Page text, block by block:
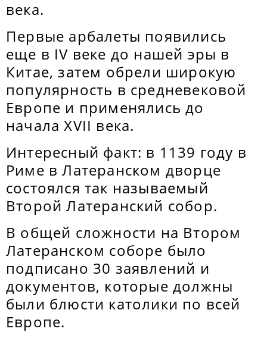
века.
Первые арбалеты появились
еще в IV веке до нашей эры в
Китае, затем обрели широкую
популярность в средневековой
Европе и применялись до
начала XVII века.
Интересный факт: в 1139 году в
Риме в Латеранском дворце
состоялся так называемый
Второй Латеранский собор.
В общей сложности на Втором
Латеранском соборе было
подписано 30 заявлений и
документов, которые должны
были блюсти католики по всей
Европе.